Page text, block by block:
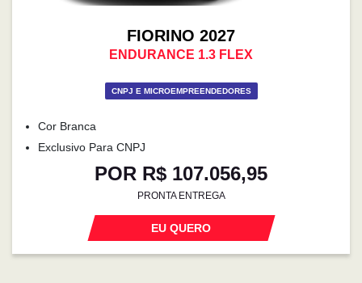
FIORINO 2027
ENDURANCE 1.3 FLEX
CNPJ E MICROEMPREENDEDORES
Cor Branca
Exclusivo Para CNPJ
POR R$ 107.056,95
PRONTA ENTREGA
EU QUERO